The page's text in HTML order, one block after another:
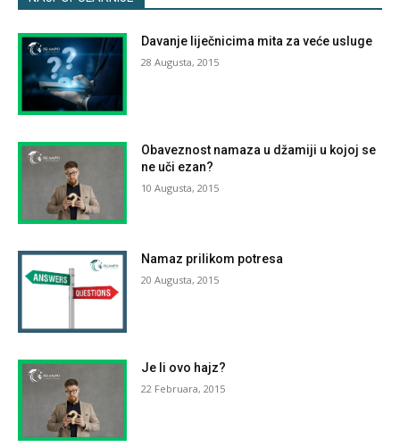
Davanje liječnicima mita za veće usluge
28 Augusta, 2015
Obaveznost namaza u džamiji u kojoj se
ne uči ezan?
10 Augusta, 2015
Namaz prilikom potresa
20 Augusta, 2015
Je li ovo hajz?
22 Februara, 2015